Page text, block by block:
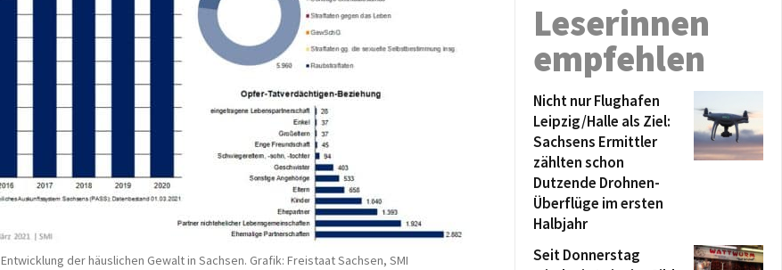
Entwicklung der häuslichen Gewalt in Sachsen. Grafik: Freistaat Sachsen, SMI
Leserinnen
empfehlen
Nicht nur Flughafen
Leipzig/Halle als Ziel:
Sachsens Ermittler
zählten schon
Dutzende Drohnen-
Überflüge im ersten
Halbjahr
Seit Donnerstag